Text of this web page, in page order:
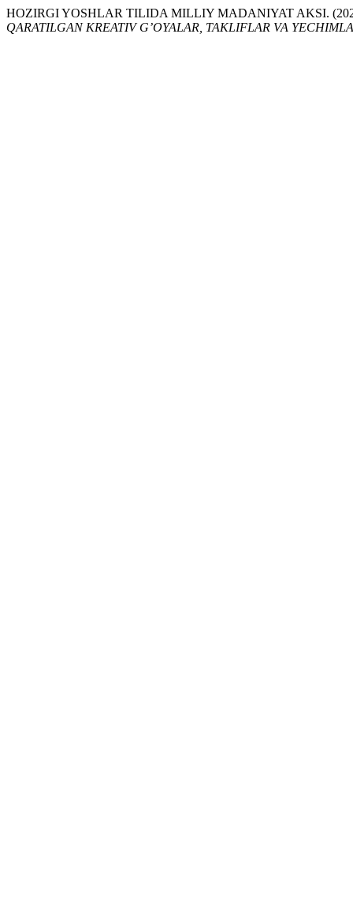
HOZIRGI YOSHLAR TILIDA MILLIY MADANIYAT AKSI.
QARATILGAN KREATIV G’OYALAR, TAKLIFLAR VA